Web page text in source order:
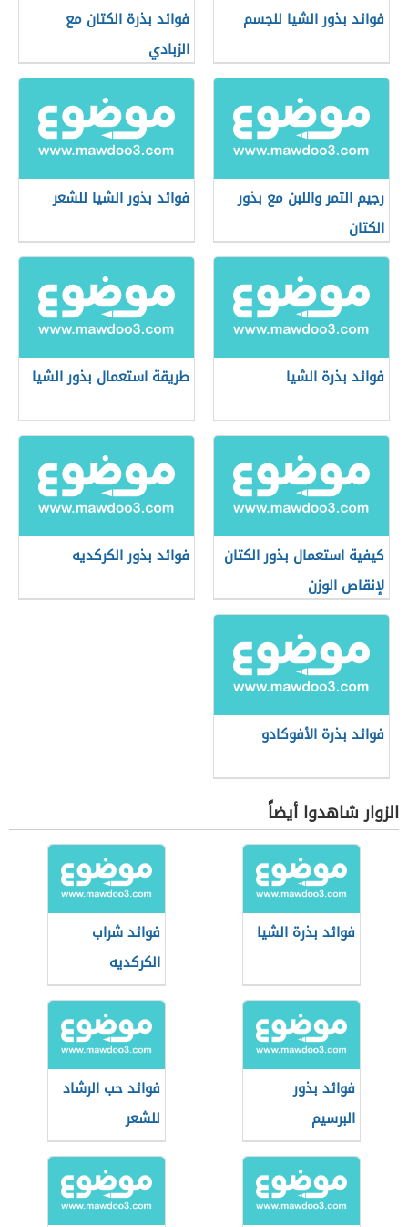
فوائد بذور الشيا للجسم
فوائد بذرة الكتان مع
الزبادي
رجيم التمر واللبن مع بذور
الكتان
فوائد بذور الشيا للشعر
فوائد بذرة الشيا طريقة استعمال بذور الشيا
كيفية استعمال بذور الكتان
لإنقاص الوزن
فوائد بذور الكركديه
فوائد بذرة الأفوكادو
الزوار شاهدوا أيضاً
فوائد بذرة الشيا
فوائد شراب
الكركديه
فوائد بذور
البرسيم
فوائد حب الرشاد
للشعر